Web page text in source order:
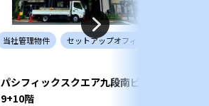
当社管理物件 セットアップオフィス
パシフィックスクエア九段南ビル
9+10階